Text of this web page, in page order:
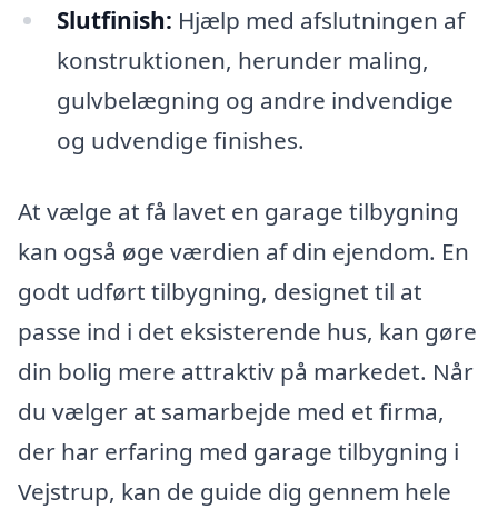
Slutfinish: Hjælp med afslutningen af
konstruktionen, herunder maling,
gulvbelægning og andre indvendige
og udvendige finishes.
At vælge at få lavet en garage tilbygning
kan også øge værdien af din ejendom. En
godt udført tilbygning, designet til at
passe ind i det eksisterende hus, kan gøre
din bolig mere attraktiv på markedet. Når
du vælger at samarbejde med et firma,
der har erfaring med garage tilbygning i
Vejstrup, kan de guide dig gennem hele